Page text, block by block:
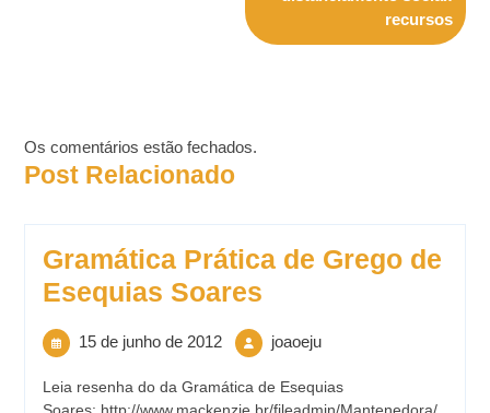
recursos
Os comentários estão fechados.
Post Relacionado
Gramática Prática de Grego de
Esequias Soares
15 de junho de 2012 joaoeju
Leia resenha do da Gramática de Esequias